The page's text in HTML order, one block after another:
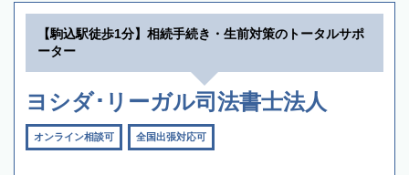
【駒込駅徒歩1分】相続手続き・生前対策のトータルサポ
ーター
ヨシダ･リーガル司法書士法人
オンライン相談可 全国出張対応可